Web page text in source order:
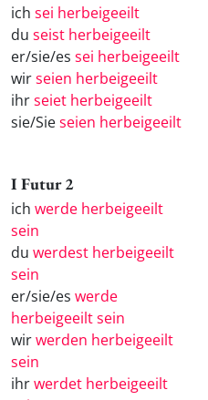
ich sei herbeigeeilt
du seist herbeigeeilt
er/sie/es sei herbeigeeilt
wirseien herbeigeeilt
ihrseiet herbeigeeilt
sie/Sieseien herbeigeeilt
I Futur 2
ich werde herbeigeeilt
sein
du werdest herbeigeeilt
sein
er/sie/es werde
herbeigeeilt sein
wirwerden herbeigeeilt
sein
ihrwerdet herbeigeeilt